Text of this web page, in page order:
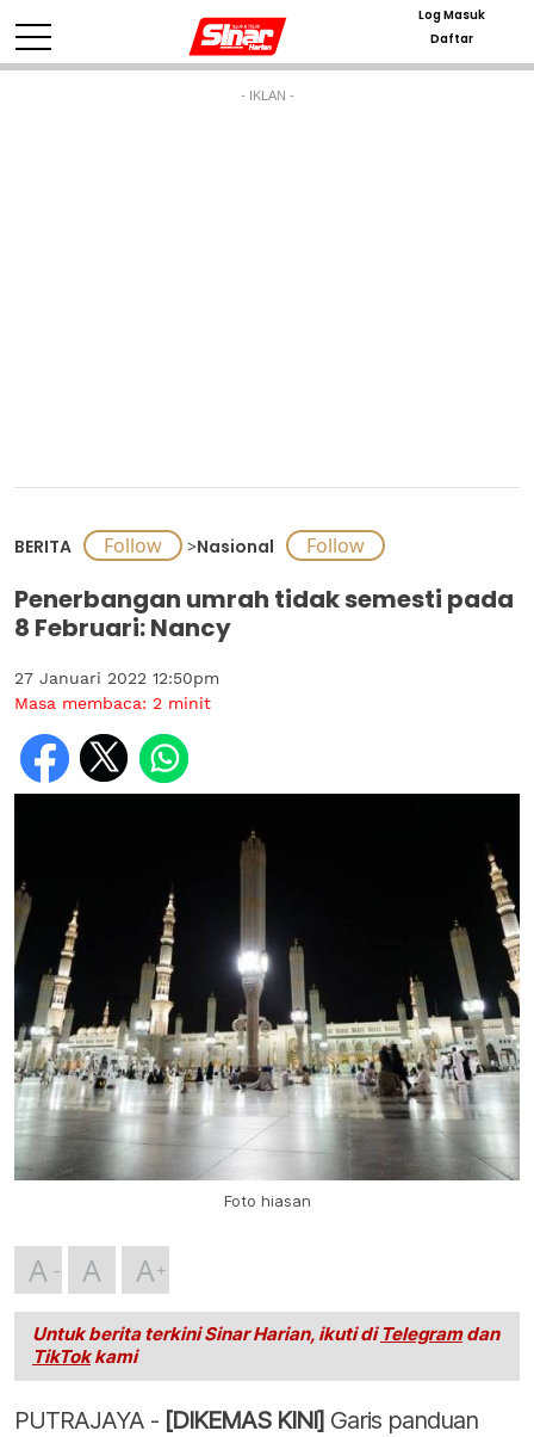
Log Masuk
Daftar
- IKLAN -
BERITA >Nasional
Penerbangan umrah tidak semesti pada
8 Februari: Nancy
27 Januari 2022 12:50pm
Masa membaca: 2 minit
Foto hiasan
A A A
Untuk berita terkini Sinar Harian, ikuti di Telegramdan
TikTokkami
PUTRAJAYA - [DIKEMAS KINI] Garis panduan